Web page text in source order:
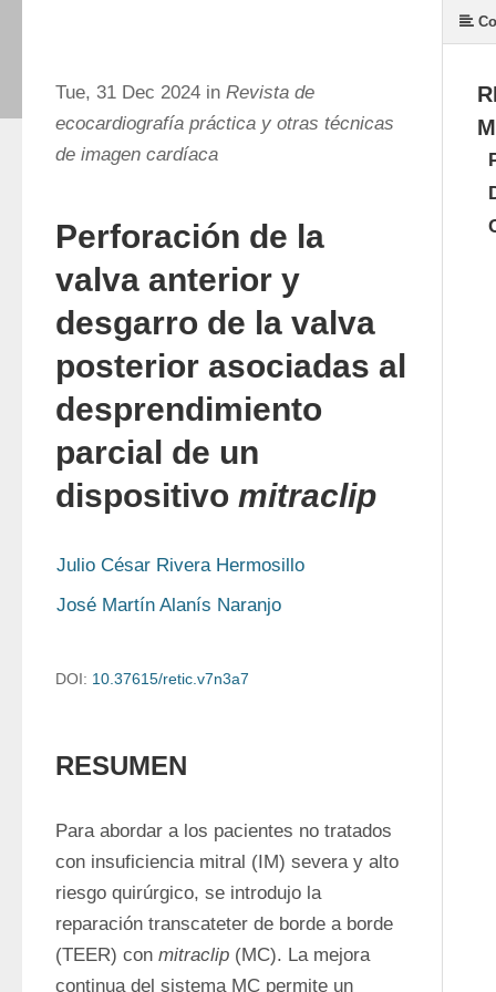
Tue, 31 Dec 2024 in Revista de
ecocardiografía práctica y otras técnicas
de imagen cardíaca
Perforación de la
valva anterior y
desgarro de la valva
posterior asociadas al
desprendimiento
parcial de un
dispositivo mitraclip
Julio César Rivera Hermosillo
José Martín Alanís Naranjo
DOI: 10.37615/retic.v7n3a7
RESUMEN
Para abordar a los pacientes no tratados
con insuficiencia mitral (IM) severa y alto
riesgo quirúrgico, se introdujo la
reparación transcateter de borde a borde
(TEER) con mitraclip (MC). La mejora
continua del sistema MC permite un